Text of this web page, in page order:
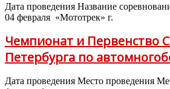
Дата проведения Название
04 февраля «Мототрек» г.
Чемпионат и Первенство
Петербурга по
Дата проведения Место проведения